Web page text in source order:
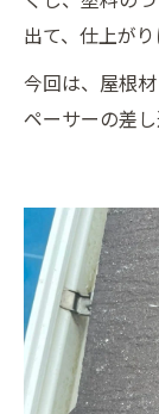
出て、仕上がり
今回は、屋根
ペーサーの差